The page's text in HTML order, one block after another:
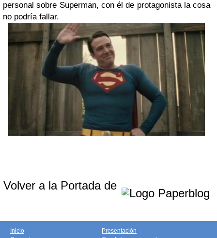
personal sobre Superman, con él de protagonista la cosa
no podría fallar.
Volver a la Portada de
Inicio
Presentación